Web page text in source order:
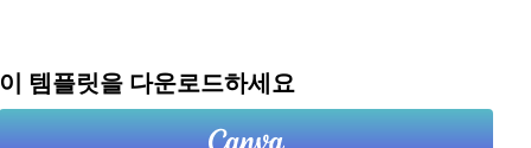
이 템플릿을 다운로드하세요